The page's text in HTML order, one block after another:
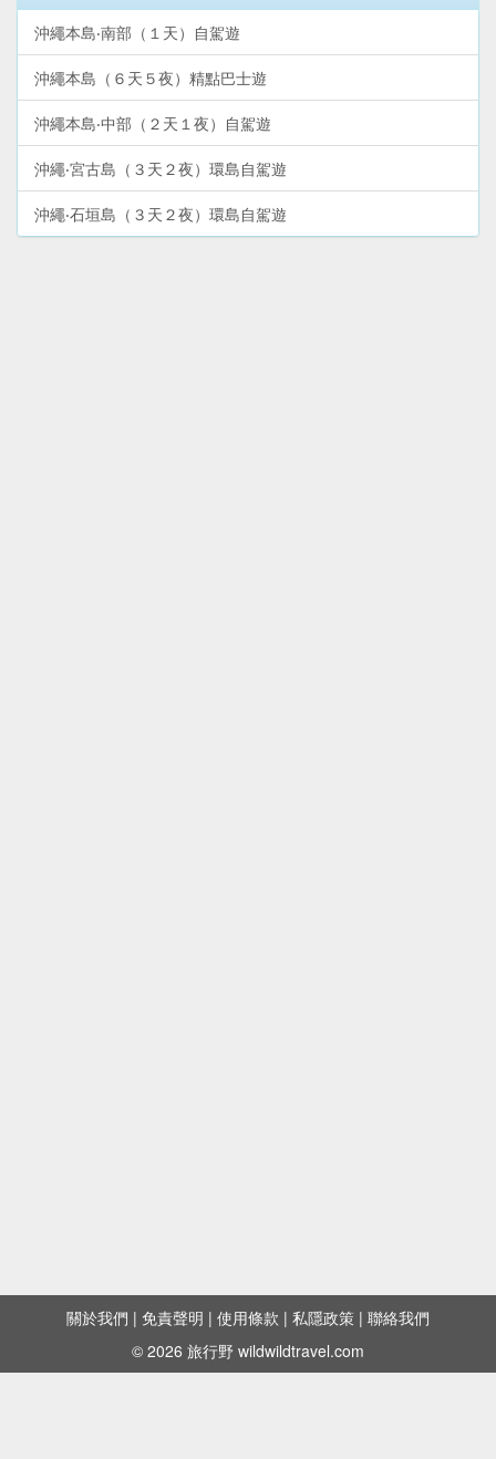
沖繩本島‧南部（１天）自駕遊
沖繩本島（６天５夜）精點巴士遊
沖繩本島‧中部（２天１夜）自駕遊
沖繩‧宮古島（３天２夜）環島自駕遊
沖繩‧石垣島（３天２夜）環島自駕遊
關於我們 | 免責聲明 | 使用條款 | 私隱政策 | 聯絡我們
© 2026 旅行野 wildwildtravel.com